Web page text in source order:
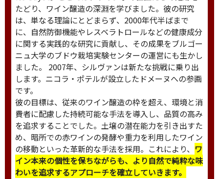
たどり、ワイン醸造の深淵を学びました。彼の研究
は、単なる理論にとどまらず、2000年代半ばまで
に、自然防御機能やレスベラトロールなどの健康成分
に関する実践的な研究に貢献し、その成果をブルゴー
ニュ大学のブドウ栽培実験センターの運営にも生かし
ました。 2007年、シルヴァンは新たな挑戦に乗り出
します。ニコラ・ポテルが設立したドメーヌへの参画
です。
彼の目標は、従来のワイン醸造の枠を超え、環境と消
費者に配慮した持続可能な手法を導入し、品質の高み
を追求することでした。土壌の潜在能力を引き出すた
め、暗所での赤ワインの発酵や重力を利用したワイン
の移動といった革新的な手法を採用。これにより、 ワ
イン本来の個性を保ちながらも、より自然で純粋な味
わいを追求するアプローチを確立していきます。